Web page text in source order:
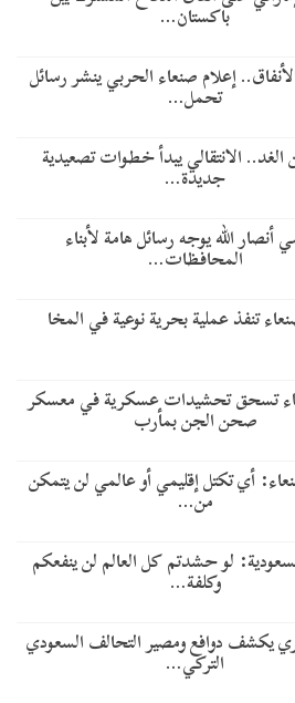
باكستان…
إعلام صنعاء الحربي ينشر رسائل
تحمل…
الغد.. الانتقالي يبدأ خطوات تصعيدية
جديدة…
أنصار الله يوجه رسائل هامة لأبناء
المحافظات…
تنفذ عملية بحرية نوعية في المخا
تسحق تحشيدات عسكرية في معسكر
صحن الجن بمأرب
أي تكتل إقليمي أو عالمي لن يتمكن
من…
لو حشدتم كل العالم لن ينفعكم
وكلفة…
يكشف دوافع ومصير التحالف السعودي
التركي…